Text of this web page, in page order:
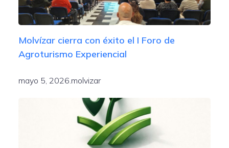
Molvízar cierra con éxito el I Foro de
Agroturismo Experiencial
mayo 5, 2026.molvizar